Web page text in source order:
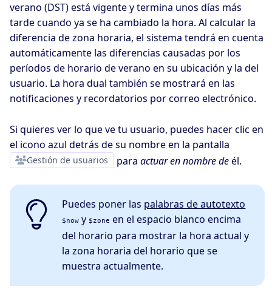
verano (DST) está vigente y termina unos días más
tarde cuando ya se ha cambiado la hora. Al calcular la
diferencia de zona horaria, el sistema tendrá en cuenta
automáticamente las diferencias causadas por los
períodos de horario de verano en su ubicación y la del
usuario. La hora dual también se mostrará en las
notificaciones y recordatorios por correo electrónico.
Si quieres ver lo que ve tu usuario, puedes hacer clic en
el icono azul detrás de su nombre en la pantalla
Gestión de usuarios para actuar en nombre deél.
Puedes poner las palabras de autotexto
$now y $zone en el espacio blanco encima
del horario para mostrar la hora actual y
la zona horaria del horario que se
muestra actualmente.